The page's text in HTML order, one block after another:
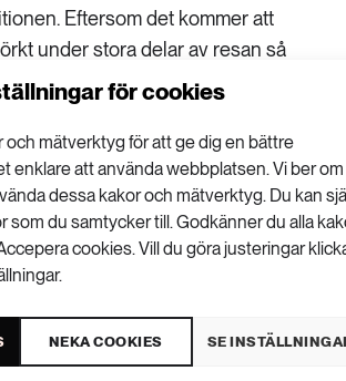
för cookies
och mätverktyg för att ge dig en bättre
enklare att använda webbplatsen. Vi ber om
dessa kakor och mätverktyg. Du kan
som du samtycker till. Godkänner du alla
cookies. Vill du göra justeringar
NEKA COOKIES SE
Eftersom det kommer att
under stora delar av resan så
träningen även göras i mörker med
rött ljus.
blir det mörkt under ett halvt år
inte förstöra mikroorganismerna
att utsätta dem för dagsljus.
Snoeijs Leijonmalm konstaterar
förmodligen tack vare att